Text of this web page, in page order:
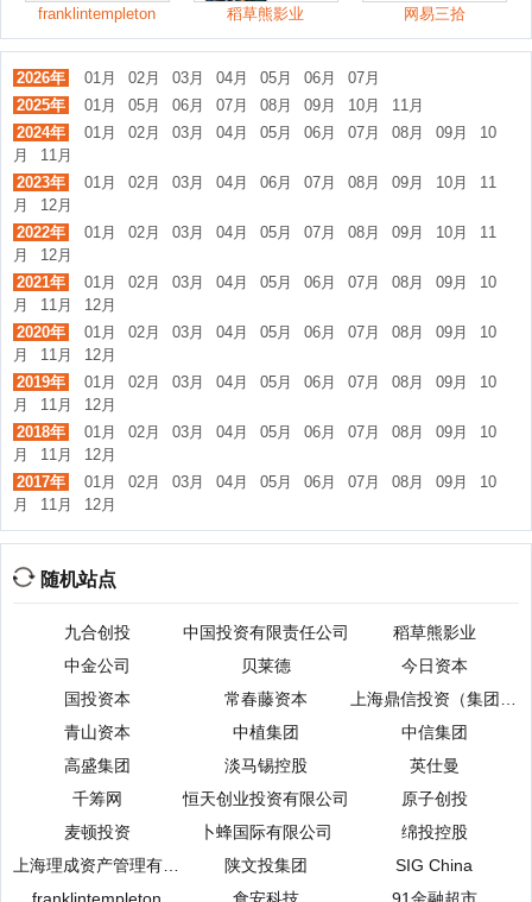
franklintempleton 稻草熊影业 网易三拾
2026年 01月 02月 03月 04月 05月 06月
07月
2025年
01月 05月 06月 07月 08月 09月 10月
11月
2024年
01月 02月 03月 04月 05月 06月 07月 08月 09月
10
月
11月
2023年
01月 02月 03月 04月 06月 07月 08月 09月 10月
11
月
12月
2022年
01月 02月 03月 04月 05月 07月 08月 09月 10月
11
月
12月
2021年
01月 02月 03月 04月 05月 06月 07月 08月 09月
10
月
11月
12月
2020年
01月 02月 03月 04月 05月 06月 07月 08月 09月
10
月
11月
12月
2019年
01月 02月 03月 04月 05月 06月 07月 08月 09月
10
月
11月
12月
2018年
01月 02月 03月 04月 05月 06月 07月 08月 09月
10
月
11月
12月
2017年
01月 02月 03月 04月 05月 06月 07月 08月 09月
10
月
11月 12月
随机站点
九合创投 中国投资有限责任公司
稻草熊影业
中金公司
贝莱德
今日资本
国投资本
常春藤资本
青山资本
中植集团
中信集团
高盛集团
淡马锡控股
英仕曼
千筹网
恒天创业投资有限公司
原子创投
麦顿投资
卜蜂国际有限公司
绵投控股
陕文投集团
SIG China